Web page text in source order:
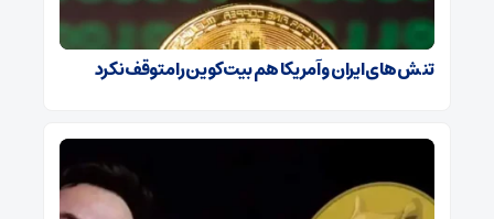
تنش‌های ایران و آمریکا هم بیت‌کوین را متوقف نکرد